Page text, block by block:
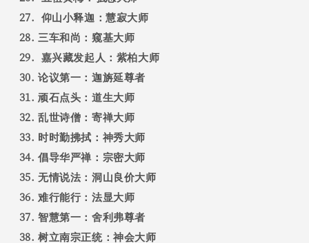
仰山小释迦：慧寂大师
三车和尚：窥基大师
嘉兴藏发起人：紫柏大师
论议第一：迦旃延尊者
顽石点头：道生大师
乱世诗僧：寄禅大师
时时勤拂拭：神秀大师
倡导华严禅：宗密大师
无情说法：洞山良价大师
难行能行：法显大师
智慧第一：舍利弗尊者
树立南宗正统：神会大师